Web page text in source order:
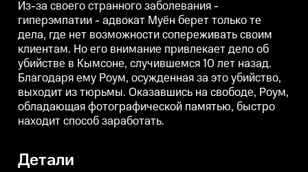
Оказавшись на свободе, Роум,
обладающая фотографической
памятью, быстро находит
способ заработать.
математике.
Из-за своего странного заболевания -
гиперэмпатии - адвокат Муён берет только те
дела, где нет возможности сопереживать своим
клиентам. Но его внимание привлекает дело об
убийстве в Кымсоне, случившемся 10 лет назад.
Благодаря ему Роум, осужденная за это убийство,
выходит из тюрьмы. Оказавшись на свободе, Роум,
обладающая фотографической памятью, быстро
находит способ заработать.
Детали